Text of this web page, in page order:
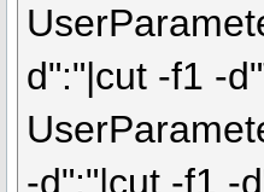
d":"|cut -f1 -
-d":"|cut -f1 -